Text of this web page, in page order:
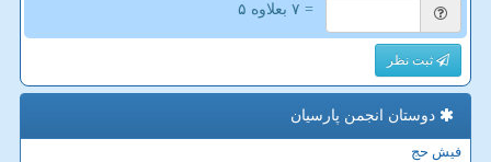
= ۷ بعلاوه ۵
ثبت نظر
دوستان انجمن پارسیان
فیش حج